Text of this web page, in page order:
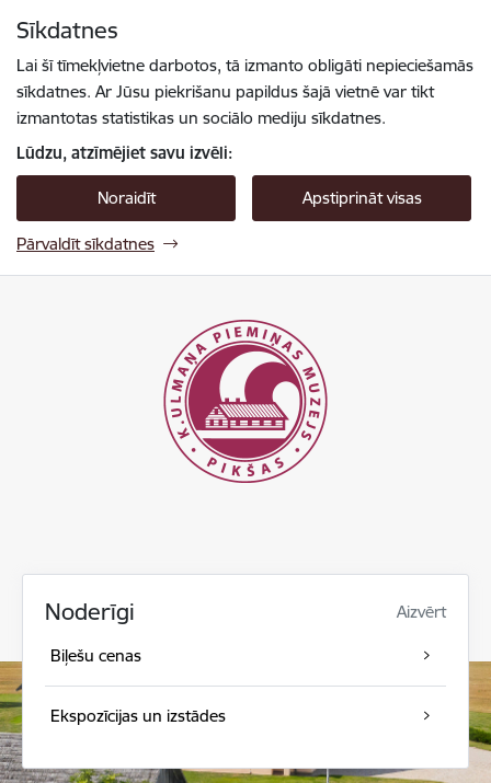
Sīkdatnes
Lai šī tīmekļvietne darbotos, tā izmanto obligāti nepieciešamās
sīkdatnes. Ar Jūsu piekrišanu papildus šajā vietnē var tikt
izmantotas statistikas un sociālo mediju sīkdatnes.
Lūdzu, atzīmējiet savu izvēli:
Noraidīt Apstiprināt visas
Pārvaldīt sīkdatnes
Noderīgi Aizvērt
Biļešu cenas
Ekspozīcijas un izstādes